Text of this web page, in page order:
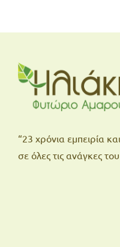
“23 χρόνια εμπειρία
σε όλες τις ανάγκες